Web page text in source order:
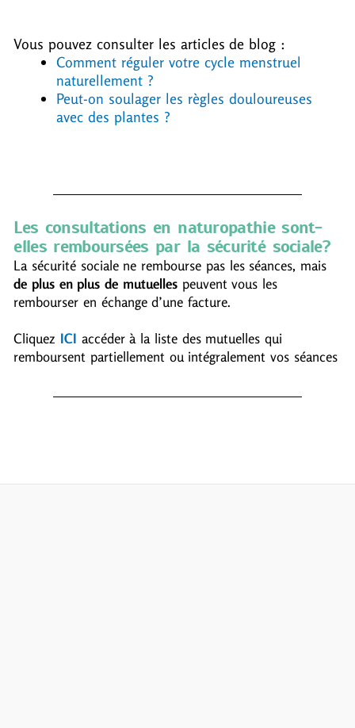
Vous pouvez consulter les articles de blog :
Comment réguler votre cycle menstruel
naturellement ?
Peut-on soulager les règles douloureuses
avec des plantes ?
Les consultations en naturopathie sont-
elles remboursées par la sécurité sociale?
La sécurité sociale ne rembourse pas les séances, mais
de plus en plus de mutuellespeuvent vous les
rembourser en échange d’une facture.
Cliquez ICI accéder à la liste des mutuelles qui
remboursent partiellement ou intégralement vos séances